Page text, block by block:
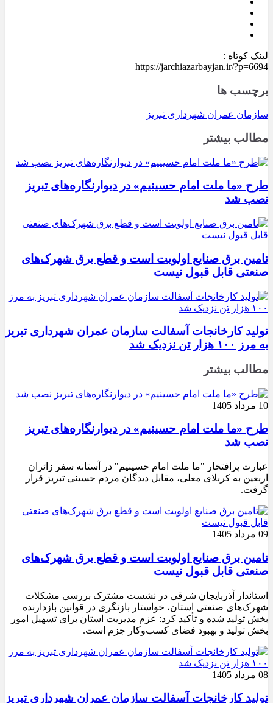
لینک کوتاه :
https://jarchiazarbayjan.ir/?p=6694
برچسب ها
سازمان عمران شهرداری تبریز
مطالب بیشتر
طرح «ما ملت امام حسینیم» در دیوارنگاره‌های تبریز
نصب شد
تامین برق صنایع اولویت است و قطع برق شهرک‌های
صنعتی قابل قبول نیست
تولید کارخانجات آسفالت سازمان عمران شهرداری تبریز
به مرز ۱۰۰ هزار تن نزدیک شد
مطالب بیشتر
10 مرداد 1405
طرح «ما ملت امام حسینیم» در دیوارنگاره‌های تبریز
نصب شد
عبارت پرافتخار "ما ملت امام حسینیم" در آستانه سفر زائران
اربعین به کربلای معلی، مقابل دیدگان مردم حسینی تبریز قرار
گرفت.
09 مرداد 1405
تامین برق صنایع اولویت است و قطع برق شهرک‌های
صنعتی قابل قبول نیست
استاندار آذربایجان شرقی در نشست مشترک بررسی مشکلات
شهرک‌های صنعتی استان، خواستار بازنگری در قوانین بازدارنده
بخش تولید شده و تأکید کرد: عزم مدیریت استان برای تسهیل امور
بخش تولید و بهبود فضای کسب‌وکار جزم است.
08 مرداد 1405
تولید کارخانجات آسفالت سازمان عمران شهرداری تبریز